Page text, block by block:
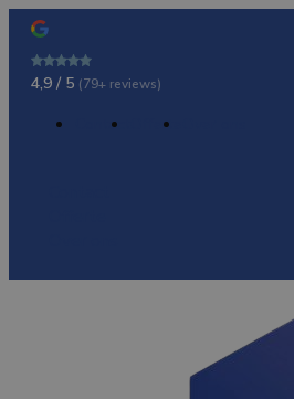
4,9 / 5 (79+ reviews)
Contact Offerte